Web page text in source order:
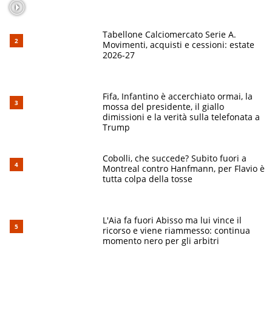
Tabellone Calciomercato Serie A.
Movimenti, acquisti e cessioni: estate
2026-27
Fifa, Infantino è accerchiato ormai, la
mossa del presidente, il giallo
dimissioni e la verità sulla telefonata a
Trump
Cobolli, che succede? Subito fuori a
Montreal contro Hanfmann, per Flavio è
tutta colpa della tosse
L'Aia fa fuori Abisso ma lui vince il
ricorso e viene riammesso: continua
momento nero per gli arbitri